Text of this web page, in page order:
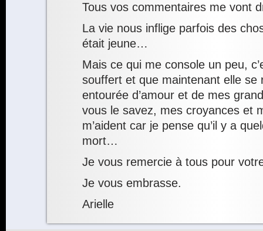
Tous vos commentaires me vont
La vie nous inflige parfois des
était jeune…
Mais ce qui me console un peu,
souffert et que maintenant elle se
entourée d’amour et de mes
vous le savez, mes croyances et
m’aident car je pense qu’il y a
mort…
Je vous remercie à tous pour
Je vous embrasse.
Arielle